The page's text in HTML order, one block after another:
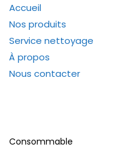
Accueil
Nos produits
Service nettoyage
À propos
Nous contacter
Consommable